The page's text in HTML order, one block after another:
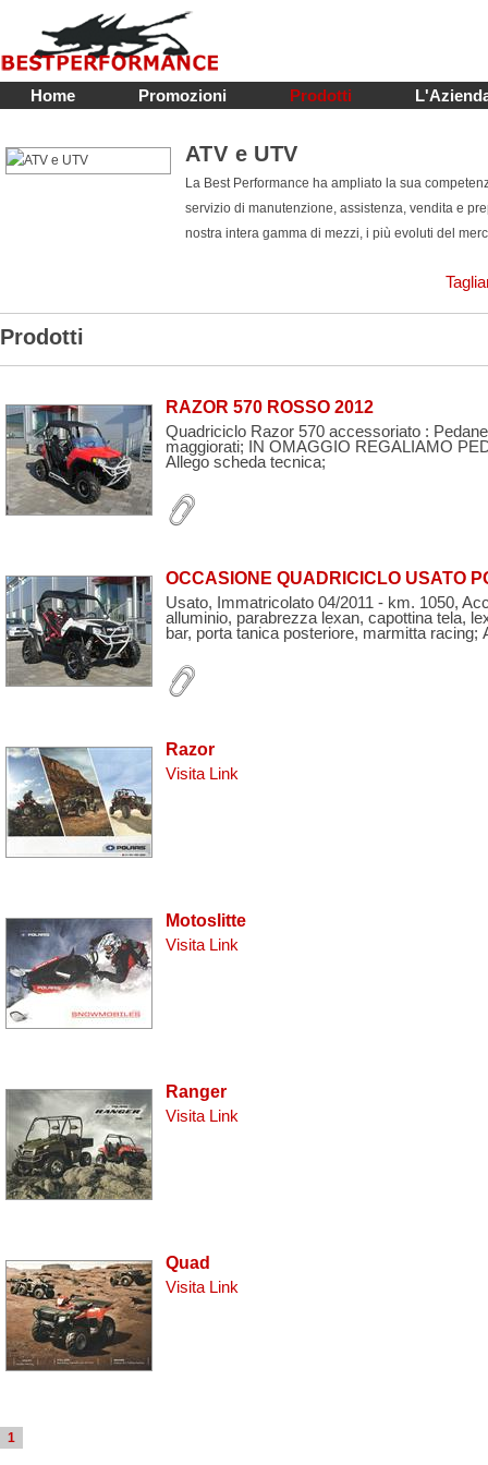
Home Promozioni Prodotti
ATV e UTV
La Best Performance ha ampliato la sua
servizio di manutenzione, assistenza, vendita e
nostra intera gamma di mezzi, i più evoluti del
Prodotti
RAZOR 570 ROSSO 2012
Quadriciclo Razor 570 accessoriato :
maggiorati; IN OMAGGIO REGALIAMO
Allego scheda tecnica;
OCCASIONE QUADRICICLO USATO
Usato, Immatricolato 04/2011 - km. 1050,
alluminio, parabrezza lexan, capottina tela,
bar, porta tanica posteriore, marmitta
Razor
Visita Link
Motoslitte
Visita Link
Ranger
Visita Link
Quad
Visita Link
1